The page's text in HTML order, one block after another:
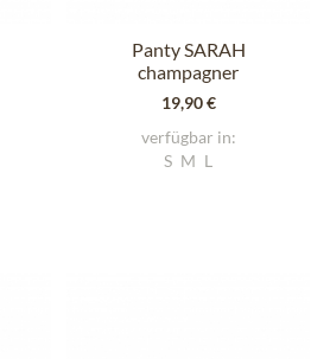
Panty SARAH
champagner
19,90 €
verfügbar in:
S M L